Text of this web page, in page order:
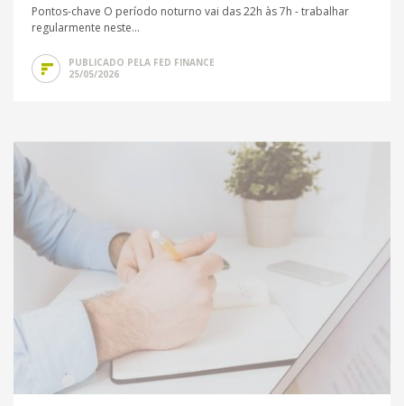
Pontos-chave O período noturno vai das 22h às 7h - trabalhar
regularmente neste...
PUBLICADO PELA FED FINANCE
25/05/2026